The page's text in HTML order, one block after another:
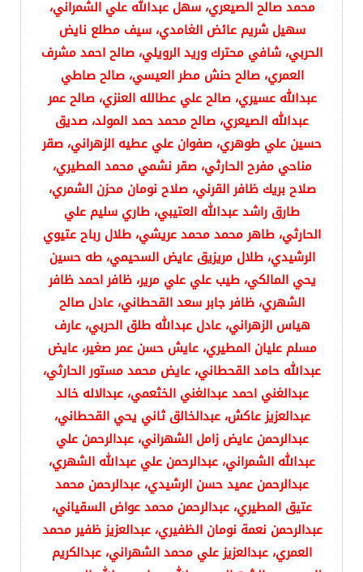
محمد صالح الصيعري، سهل عبدالله علي الشمراني،
سهيل شريم عائض الغامدي، سيف مطلع نايض
الحربي، شافي محترك وريد الرويلي، صالح احمد مشرف
العمري، صالح حنش مطر العيسي، صالح صاطي
عبدالله عسيري، صالح علي عطالله العنزي، صالح عمر
عبدالله الصيعري، صالح محمد حمد المولد، صديق
حسين علي طوهري، صفوان علي عطيه الزهراني، صقر
مناحي مفرح الحارثي، صقر نشمي محمد المطيري،
صلاح بريك ظافر القرني، صلاح نومان محزن الشمري،
طارق راشد عبدالله العتيبي، طاري سليم علي
الحارثي، طاهر محمد محمد عريشي، طلال رباح عتيوي
الرشيدي، طلال مريزيق عايض السحيمي، طه حسين
يحي المالكي، طيب علي علي مرير، ظافر احمد ظافر
الشهري، ظافر جابر سعد القحطاني، عادل صالح
هياس الزهراني، عادل عبدالله طلق الحربي، عارف
مسلم عليان المطيري، عايش حسن عمر صغير، عايض
عبدالله حامد القحطاني، عايض محمد مستور الحارثي،
عبدالغني احمد عبدالغني الخثعمي، عبدالاله خالد
عبدالعزيز عاكش، عبدالخالق ثاني يحي القحطاني،
عبدالرحمن عايض زامل الشهراني، عبدالرحمن علي
عبدالله الشمراني، عبدالرحمن علي عبدالله الشهري،
عبدالرحمن عميد حسن الرشيدي، عبدالرحمن محمد
عتيق المطيري، عبدالرحمن محمد عواض السقياني،
عبدالرحمن نعمة نومان الظفيري، عبدالعزيز ظفير محمد
العمري، عبدالعزيز علي محمد الشهراني، عبدالكريم